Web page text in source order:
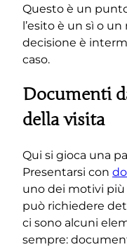
Questo è un
l’esito è un sì o
decisione è
caso.
Documenti
della visita
Qui si gioca una
Presentarsi con
uno dei motivi
può richiedere
ci sono alcuni
sempre: